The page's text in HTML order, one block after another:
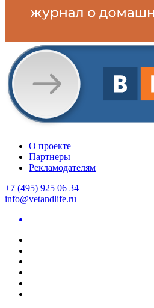
О проекте
Партнеры
Рекламодателям
+7 (495) 925 06 34
info@vetandlife.ru